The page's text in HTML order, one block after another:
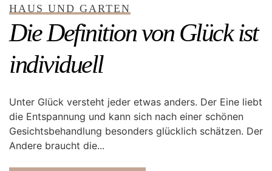
HAUS UND GARTEN
Die Definition von Glück ist
individuell
Unter Glück versteht jeder etwas anders. Der Eine liebt
die Entspannung und kann sich nach einer schönen
Gesichtsbehandlung besonders glücklich schätzen. Der
Andere braucht die...